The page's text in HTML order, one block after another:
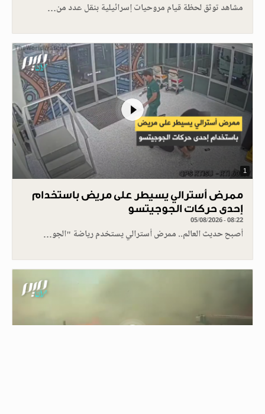
مشاهد توثق لحظة قيام مروحيات إسرائيلية بنقل عدد من…
1
ممرض أسترالي يسيطر على مريض باستخدام
إحدى حركات الجوجيتسو
05/08/2026 - 08:22
أصبح حديث العالم.. ممرض أسترالي يستخدم رياضة "الجو…